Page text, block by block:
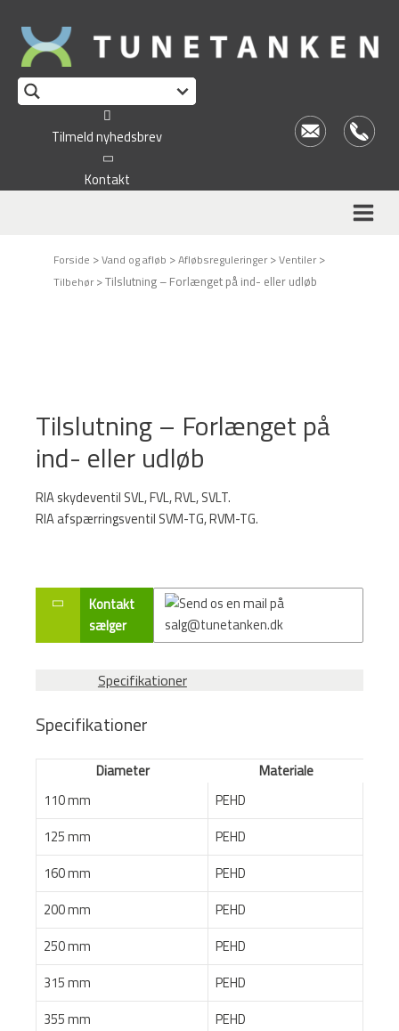
Tilmeld nyhedsbrev
Kontakt
Forside >Vand og afløb >Afløbsreguleringer>Ventiler>
Tilbehør>Tilslutning – Forlænget på ind- eller udløb
Tilslutning – Forlænget på
ind- eller udløb
RIA skydeventil SVL, FVL, RVL, SVLT.
RIA afspærringsventil SVM-TG, RVM-TG.
Kontakt
sælger
Specifikationer
Specifikationer
Diameter
Materiale
110 mm
PEHD
125 mm
PEHD
160 mm
PEHD
200 mm
PEHD
250 mm
PEHD
315 mm
PEHD
355 mm
PEHD
This form is temporarily unavailable.